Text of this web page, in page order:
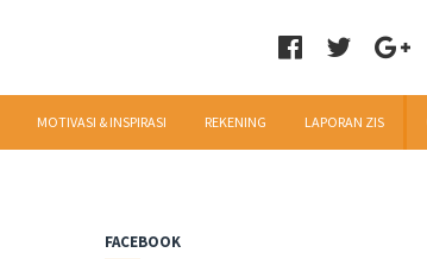
MOTIVASI & INSPIRASI REKENING LAPORAN ZIS
FACEBOOK